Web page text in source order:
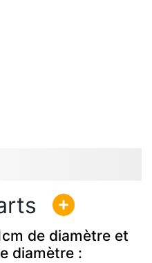
de diamètre et
diamètre :